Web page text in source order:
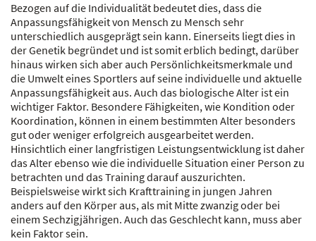
Bezogen auf die Individualität bedeutet dies, dass die
Anpassungsfähigkeit von Mensch zu Mensch sehr
unterschiedlich ausgeprägt sein kann. Einerseits liegt dies in
der Genetik begründet und ist somit erblich bedingt, darüber
hinaus wirken sich aber auch Persönlichkeitsmerkmale und
die Umwelt eines Sportlers auf seine individuelle und aktuelle
Anpassungsfähigkeit aus. Auch das biologische Alter ist ein
wichtiger Faktor. Besondere Fähigkeiten, wie Kondition oder
Koordination, können in einem bestimmten Alter besonders
gut oder weniger erfolgreich ausgearbeitet werden.
Hinsichtlich einer langfristigen Leistungsentwicklung ist daher
das Alter ebenso wie die individuelle Situation einer Person zu
betrachten und das Training darauf auszurichten.
Beispielsweise wirkt sich Krafttraining in jungen Jahren
anders auf den Körper aus, als mit Mitte zwanzig oder bei
einem Sechzigjährigen. Auch das Geschlecht kann, muss aber
kein Faktor sein.